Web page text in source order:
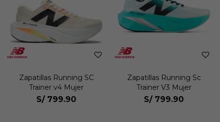
Zapatillas Running SC
Trainer v4 Mujer
S/ 799.90
Zapatillas Running Sc
Trainer V3 Mujer
S/ 799.90